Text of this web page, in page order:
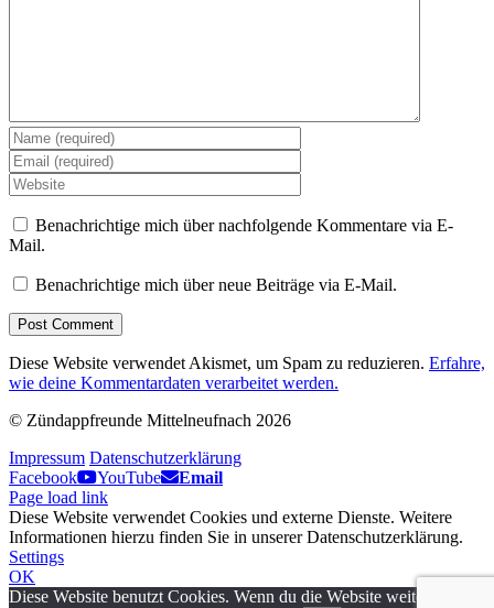
Benachrichtige mich über nachfolgende Kommentare via E-
Mail.
Benachrichtige mich über neue Beiträge via E-Mail.
Diese Website verwendet Akismet, um Spam zu reduzieren. Erfahre,
wie deine Kommentardaten verarbeitet werden.
© Zündappfreunde Mittelneufnach 2026
Impressum Datenschutzerklärung
Facebook
YouTubeYouTube
EmailEmail
Page load link
Diese Website verwendet Cookies und externe Dienste. Weitere
Informationen hierzu finden Sie in unserer Datenschutzerklärung.
Settings
OK
Diese Website benutzt Cookies. Wenn du die Website weiter nutzt,